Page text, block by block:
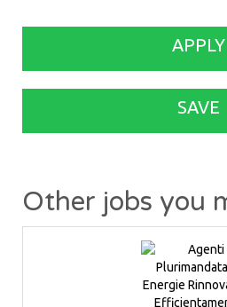
APPLY
SAVE
Other jobs you